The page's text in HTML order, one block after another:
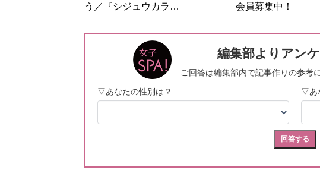
う／『シジュウカラ…
会員募集中！